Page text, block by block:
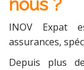
nous ?
INOV Expat
assurances,
Depuis plus